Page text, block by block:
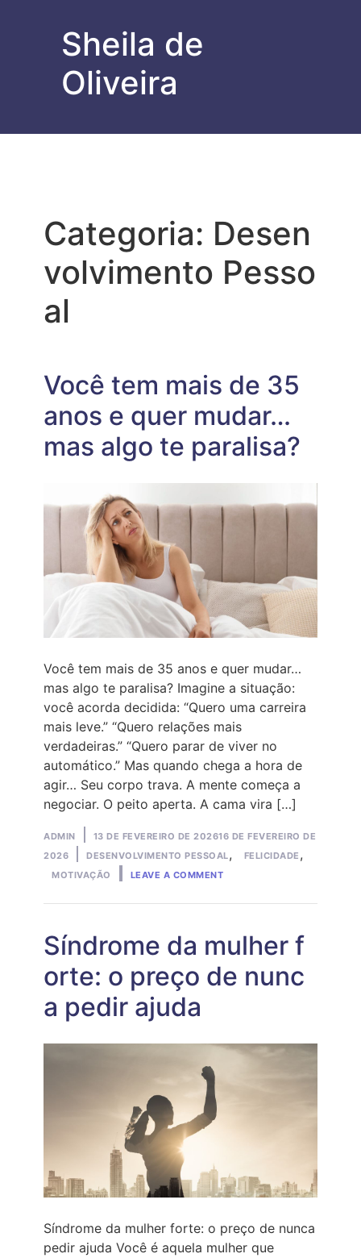
Sheila de
Oliveira
Categoria: Desen
volvimento Pesso
al
Você tem mais de 35
anos e quer mudar…
mas algo te paralisa?
Você tem mais de 35 anos e quer mudar…
mas algo te paralisa? Imagine a situação:
você acorda decidida: “Quero uma carreira
mais leve.” “Quero relações mais
verdadeiras.” “Quero parar de viver no
automático.” Mas quando chega a hora de
agir… Seu corpo trava. A mente começa a
negociar. O peito aperta. A cama vira […]
Posted
by
ADMIN 13 DE FEVEREIRO DE 202616 DE FEVEREIRO DE
2026
Posted
in
DESENVOLVIMENTO PESSOAL, FELICIDADE ,
MOTIVAÇÃO LEAVE A COMMENTON
ANOS
QUER
MUDAR…
Síndrome da mulher f
orte: o preço de nunc
a pedir ajuda
Síndrome da mulher forte: o preço de nunca
pedir ajuda Você é aquela mulher que